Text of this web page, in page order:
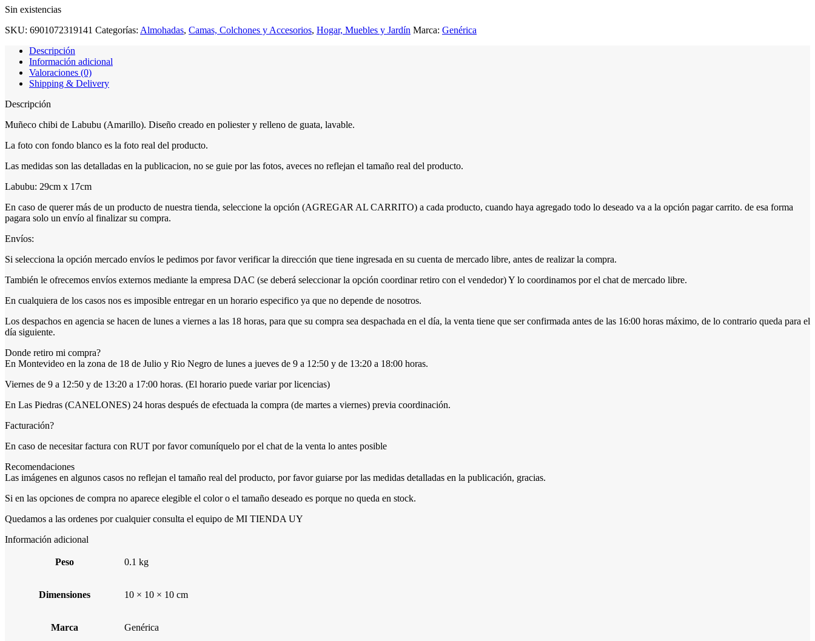
Sin existencias
SKU: 6901072319141 Categorías: Almohadas, Camas, Colchones y Accesorios, Hogar, Muebles y Jardín Marca: Genérica
Descripción
Información adicional
Valoraciones (0)
Shipping & Delivery
Descripción
Muñeco chibi de Labubu (Amarillo). Diseño creado en poliester y relleno de guata, lavable.
La foto con fondo blanco es la foto real del producto.
Las medidas son las detalladas en la publicacion, no se guie por las fotos, aveces no reflejan el tamaño real del producto.
Labubu: 29cm x 17cm
En caso de querer más de un producto de nuestra tienda, seleccione la opción (AGREGAR AL CARRITO) a cada producto, cuando haya agregado todo lo deseado va a la opción pagar carrito. de esa forma
pagara solo un envío al finalizar su compra.
Envíos:
Si selecciona la opción mercado envíos le pedimos por favor verificar la dirección que tiene ingresada en su cuenta de mercado libre, antes de realizar la compra.
También le ofrecemos envíos externos mediante la empresa DAC (se deberá seleccionar la opción coordinar retiro con el vendedor) Y lo coordinamos por el chat de mercado libre.
En cualquiera de los casos nos es imposible entregar en un horario especifico ya que no depende de nosotros.
Los despachos en agencia se hacen de lunes a viernes a las 18 horas, para que su compra sea despachada en el día, la venta tiene que ser confirmada antes de las 16:00 horas máximo, de lo contrario queda para el
día siguiente.
Donde retiro mi compra?
En Montevideo en la zona de 18 de Julio y Rio Negro de lunes a jueves de 9 a 12:50 y de 13:20 a 18:00 horas.
Viernes de 9 a 12:50 y de 13:20 a 17:00 horas. (El horario puede variar por licencias)
En Las Piedras (CANELONES) 24 horas después de efectuada la compra (de martes a viernes) previa coordinación.
Facturación?
En caso de necesitar factura con RUT por favor comuníquelo por el chat de la venta lo antes posible
Recomendaciones
Las imágenes en algunos casos no reflejan el tamaño real del producto, por favor guiarse por las medidas detalladas en la publicación, gracias.
Si en las opciones de compra no aparece elegible el color o el tamaño deseado es porque no queda en stock.
Quedamos a las ordenes por cualquier consulta el equipo de MI TIENDA UY
Información adicional
Peso 0.1 kg
Dimensiones 10 × 10 × 10 cm
Marca Genérica